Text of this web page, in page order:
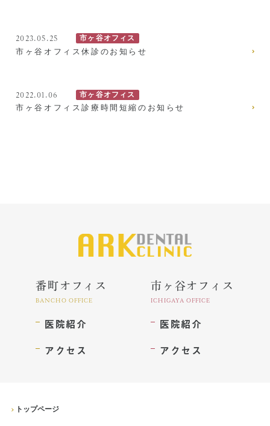
症例集
訪問診療とは
費用について
歯周外科治療（再生療法）
かぶせもの、詰め物
インプラント
顎関節治療
2023.05.25 市ヶ谷オフィス
市ヶ谷オフィス休診のお知らせ
2022.01.06 市ヶ谷オフィス
市ヶ谷オフィス診療時間短縮のお知らせ
番町オフィス
BANCHO OFFICE
医院紹介
アクセス
市ヶ谷オフィス
ICHIGAYA OFFICE
医院紹介
アクセス
トップページ